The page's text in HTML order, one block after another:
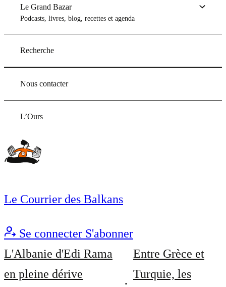
Le Grand Bazar
Podcasts, livres, blog, recettes et agenda
Recherche
Nous contacter
L’Ours
Le Courrier des Balkans
Se connecter S'abonner
L'Albanie d'Edi Rama
en pleine dérive
Entre Grèce et
Turquie, les